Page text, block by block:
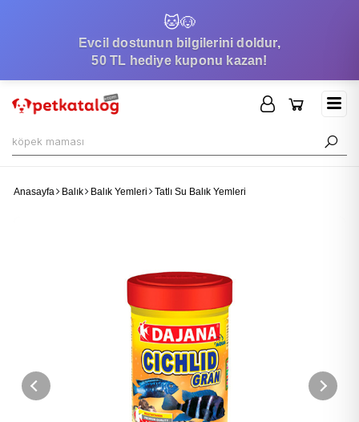
🐱🐶
Evcil dostunun bilgilerini doldur,
50 TL hediye kuponu kazan!
Anasayfa Balık Balık Yemleri Tatlı Su Balık Yemleri